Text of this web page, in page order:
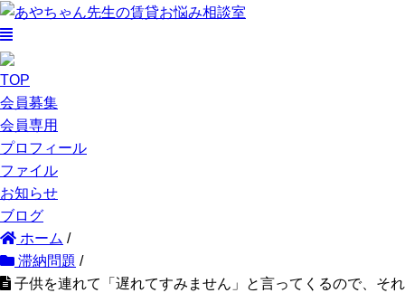
TOP
会員募集
会員専用
プロフィール
ファイル
お知らせ
ブログ
ホーム /
滞納問題 /
子供を連れて「遅れてすみません」と言ってくるので、それ